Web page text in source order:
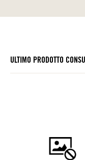
ULTIMO PRODOTTO